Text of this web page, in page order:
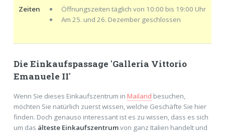
Zeiten
Öffnungszeiten täglich von 10:00 bis 19:00 Uhr
Am 25. und 26. Dezember geschlossen
Die Einkaufspassage 'Galleria Vittorio
Emanuele II'
Wenn Sie dieses Einkaufszentrum in Mailand besuchen,
möchten Sie natürlich zuerst wissen, welche Geschäfte Sie hier
finden. Doch genauso interessant ist es zu wissen, dass es sich
um das älteste Einkaufszentrumvon ganz Italien handelt und